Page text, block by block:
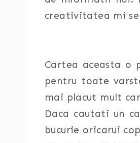
creativitatea mi
Cartea aceasta o
pentru toate
mai placut mult
Daca cautati un
bucurie oricarui